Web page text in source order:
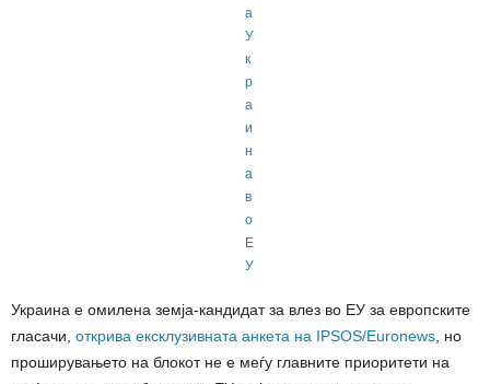
Украина е омилена земја-кандидат за влез во ЕУ за европските
гласачи, открива ексклузивната анкета на IPSOS/Euronews , но
проширувањето на блокот не е меѓу главните приоритети на